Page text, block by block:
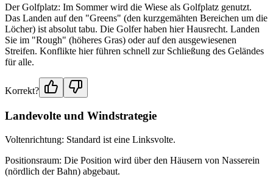
Der Golfplatz: Im Sommer wird die Wiese als Golfplatz genutzt.
Das Landen auf den "Greens" (den kurzgemähten Bereichen um die
Löcher) ist absolut tabu. Die Golfer haben hier Hausrecht. Landen
Sie im "Rough" (höheres Gras) oder auf den ausgewiesenen
Streifen. Konflikte hier führen schnell zur Schließung des Geländes
für alle.
Korrekt?
Landevolte und Windstrategie
Voltenrichtung: Standard ist eine Linksvolte.
Positionsraum: Die Position wird über den Häusern von Nasserein
(nördlich der Bahn) abgebaut.